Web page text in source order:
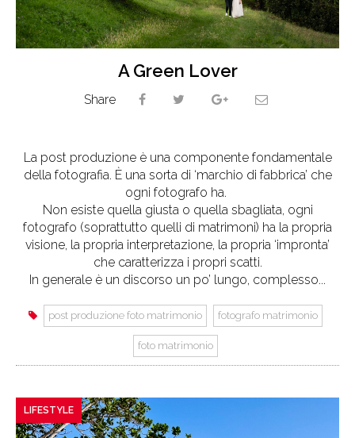
A Green Lover
Share
La post produzione è una componente fondamentale
della fotografia. È una sorta di ‘marchio di fabbrica’ che
ogni fotografo ha.
Non esiste quella giusta o quella sbagliata, ogni
fotografo (soprattutto quelli di matrimoni) ha la propria
visione, la propria interpretazione, la propria ‘impronta’
che caratterizza i propri scatti.
In generale è un discorso un po’ lungo, complesso...
post produzione foto matrimonio fotografo matrimonio
foto matrimonio
LIFESTYLE